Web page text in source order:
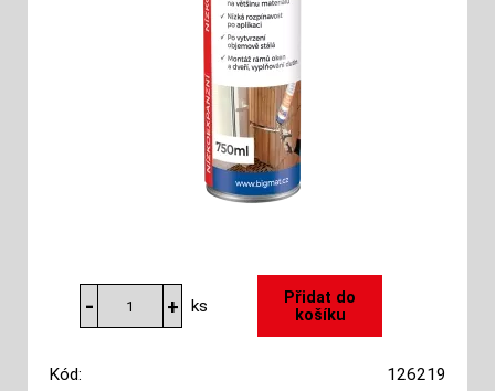
ks
Kód:
126219